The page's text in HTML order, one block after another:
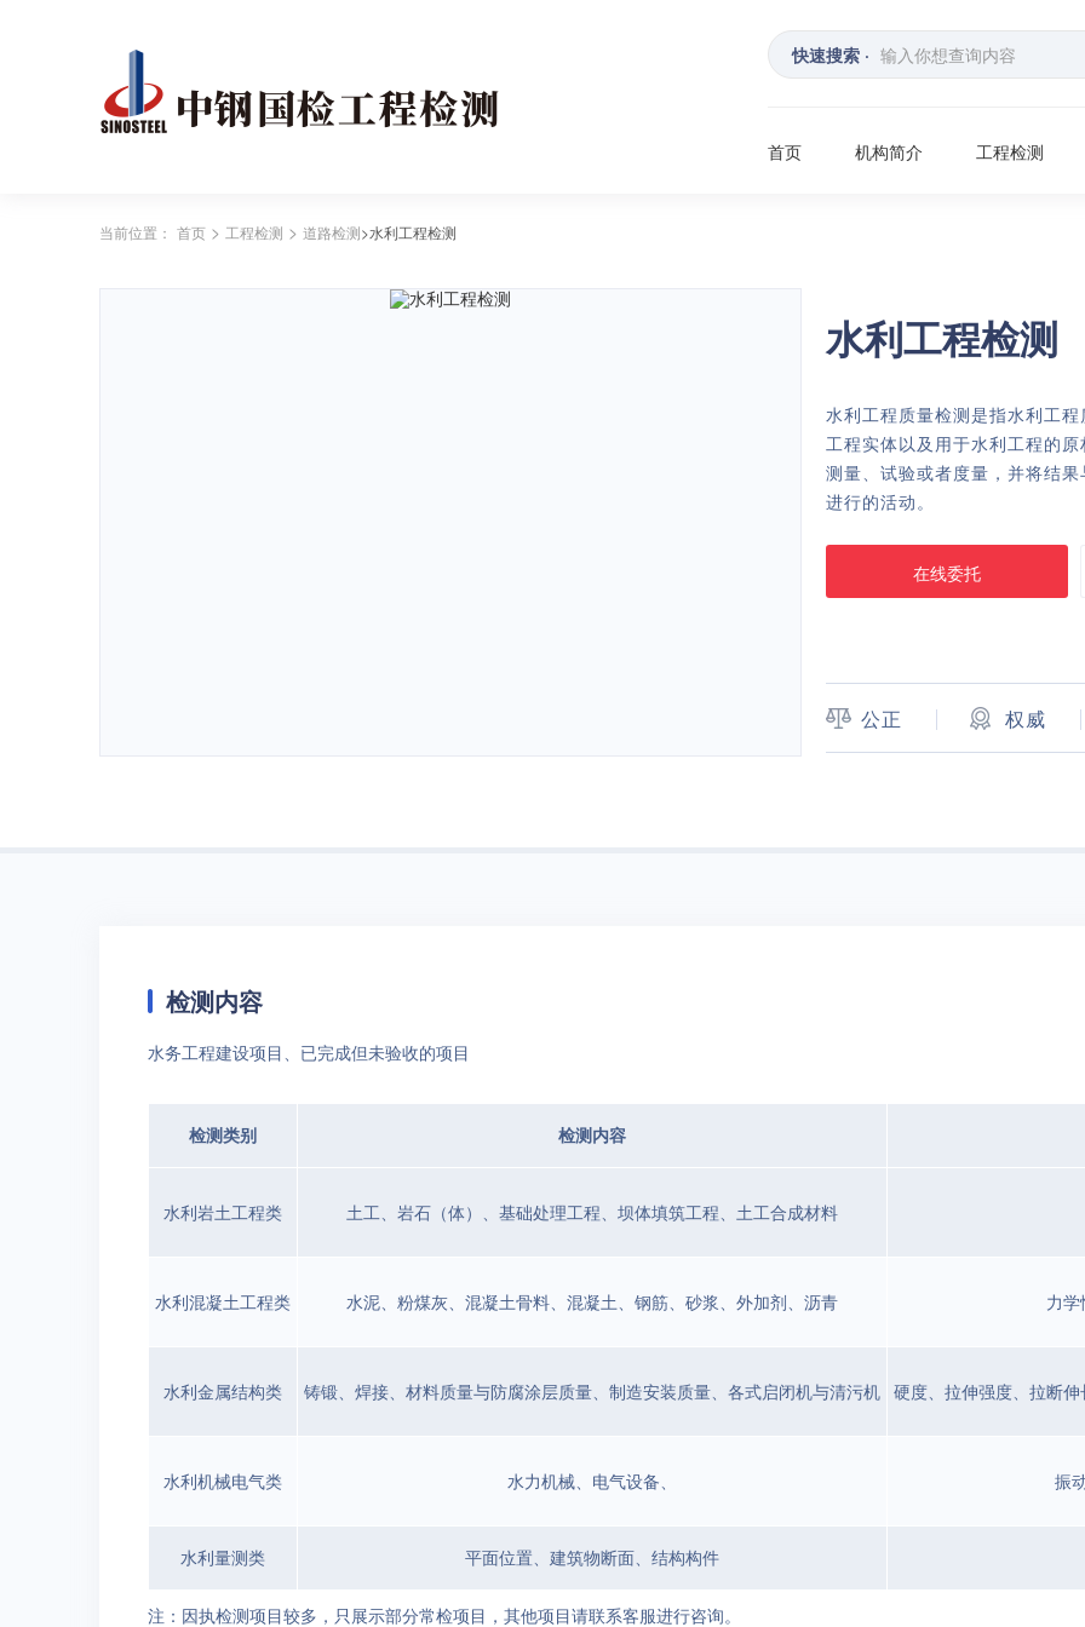
快速搜索 ·
首页 机构简介 工程检测
当前位置： 首页 > 工程检测 > 道路检测>水利工程检测
水利工程检测
水利工程质量检测是指水利工
工程实体以及用于水利工程的
测量、试验或者度量，并将结
进行的活动。
在线委托
公正 权威
检测内容
水务工程建设项目、已完成但未验收的项目
检测类别 检测内容
水利岩土工程类 土工、岩石（体）、基础处理工程、坝体填筑工程、土工合成材料
水利混凝土工程类 水泥、粉煤灰、混凝土骨料、混凝土、钢筋、砂浆、外加剂、沥青 力
水利金属结构类 铸锻、焊接、材料质量与防腐涂层质量、制造安装质量、各式启闭机与清污机 硬度、拉伸强度、拉断
水利机械电气类 水力机械、电气设备、 振
水利量测类 平面位置、建筑物断面、结构构件
注：因执检测项目较多，只展示部分常检项目，其他项目请联系客服进行咨询。